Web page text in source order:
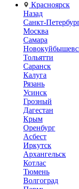
Красноярск
Назад
Санкт-
Москва
Самара
Тольятти
Саранск
Калуга
Рязань
Усинск
Грозный
Дагестан
Крым
Оренбург
Асбест
Иркутск
Архангельск
Котлас
Тюмень
Волгоград